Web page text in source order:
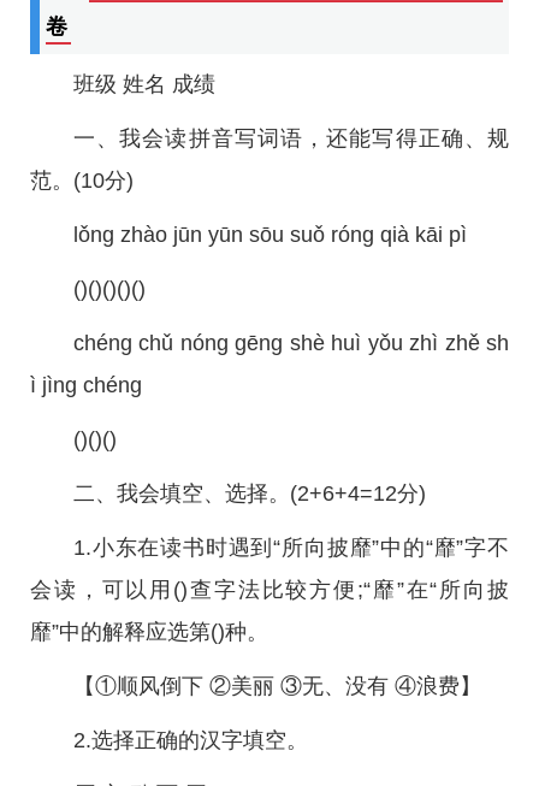
卷
班级 姓名 成绩
一、我会读拼音写词语，还能写得正确、规
范。(10分)
lǒng zhào jūn yūn sōu suǒ róng qià kāi pì
()()()()()
chéng chǔ nóng gēng shè huì yǒu zhì zhě sh
ì jìng chéng
()()()
二、我会填空、选择。(2+6+4=12分)
1.小东在读书时遇到“所向披靡”中的“靡”字不
会读，可以用()查字法比较方便;“靡”在“所向披
靡”中的解释应选第()种。
【①顺风倒下 ②美丽 ③无、没有 ④浪费】
2.选择正确的汉字填空。